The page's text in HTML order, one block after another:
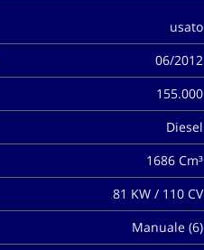
usato
06/2012
155.000
Diesel
1686 Cm³
81 KW / 110 CV
Manuale (6)